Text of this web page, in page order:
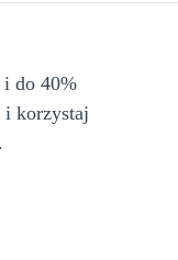
i do 40%
i korzystaj